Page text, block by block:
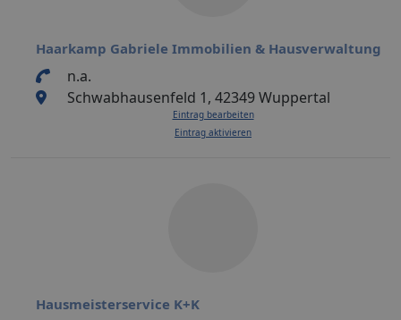
Haarkamp Gabriele Immobilien & Hausverwaltung
n.a.
Schwabhausenfeld 1, 42349 Wuppertal
Eintrag bearbeiten
Eintrag aktivieren
Hausmeisterservice K+K